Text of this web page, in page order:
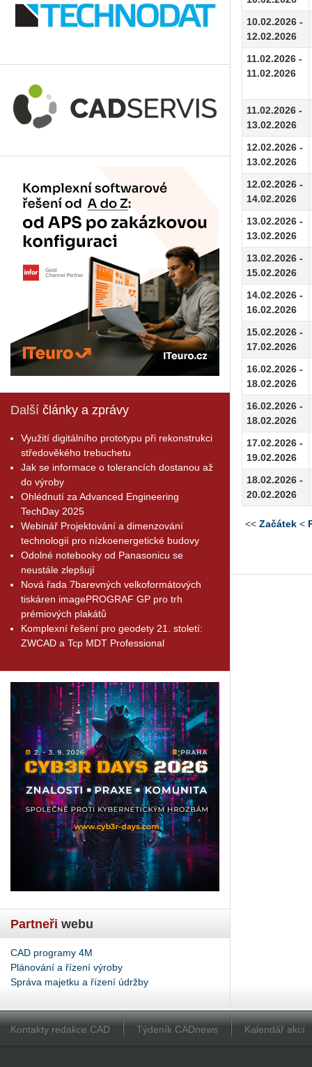
Další články a zprávy
Využití digitálního prototypu při rekonstrukci
středověkého trebuchetu
Jak se informace o tolerancích dostanou až
do výroby
Ohlédnutí za Advanced Engineering
TechDay 2025
Webinář Projektování a dimenzování
technologií pro nízkoenergetické budovy
Odolné notebooky od Panasonicu se
neustále zlepšují
Nová řada 7barevných velkoformátových
tiskáren imagePROGRAF GP pro trh
prémiových plakátů
Komplexní řešení pro geodety 21. století:
ZWCAD a Tcp MDT Professional
Partneři webu
CAD programy 4M
Plánování a řízení výroby
Správa majetku a řízení údržby
10.02.2026 -
12.02.2026
11.02.2026 -
11.02.2026
11.02.2026 -
13.02.2026
12.02.2026 -
13.02.2026
12.02.2026 -
14.02.2026
13.02.2026 -
13.02.2026
13.02.2026 -
15.02.2026
14.02.2026 -
16.02.2026
15.02.2026 -
17.02.2026
16.02.2026 -
18.02.2026
16.02.2026 -
18.02.2026
17.02.2026 -
19.02.2026
18.02.2026 -
20.02.2026
<< Začátek<
Kontakty redakce CAD Týdeník CADnews Kalendář akcí